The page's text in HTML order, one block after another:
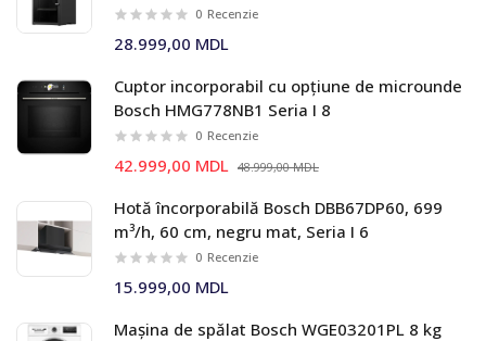
Combo
0 Recenzie
28.999,00 MDL
Cuptor incorporabil cu opțiune de microunde
Bosch HMG778NB1 Seria I 8
0 Recenzie
42.999,00 MDL 48.999,00 MDL
Hotă încorporabilă Bosch DBB67DP60, 699
m³/h, 60 cm, negru mat, Seria I 6
0 Recenzie
15.999,00 MDL
Mașina de spălat Bosch WGE03201PL 8 kg